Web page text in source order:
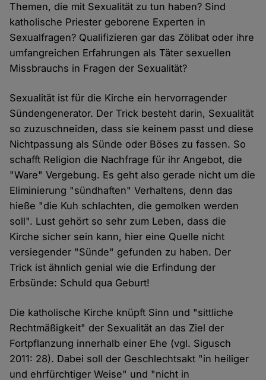
Themen, die mit Sexualität zu tun haben? Sind
katholische Priester geborene Experten in
Sexualfragen? Qualifizieren gar das Zölibat oder ihre
umfangreichen Erfahrungen als Täter sexuellen
Missbrauchs in Fragen der Sexualität?
Sexualität ist für die Kirche ein hervorragender
Sündengenerator. Der Trick besteht darin, Sexualität
so zuzuschneiden, dass sie keinem passt und diese
Nichtpassung als Sünde oder Böses zu fassen. So
schafft Religion die Nachfrage für ihr Angebot, die
"Ware" Vergebung. Es geht also gerade nicht um die
Eliminierung "sündhaften" Verhaltens, denn das
hieße "die Kuh schlachten, die gemolken werden
soll". Lust gehört so sehr zum Leben, dass die
Kirche sicher sein kann, hier eine Quelle nicht
versiegender "Sünde" gefunden zu haben. Der
Trick ist ähnlich genial wie die Erfindung der
Erbsünde: Schuld qua Geburt!
Die katholische Kirche knüpft Sinn und "sittliche
Rechtmäßigkeit" der Sexualität an das Ziel der
Fortpflanzung innerhalb einer Ehe (vgl. Sigusch
2011: 28). Dabei soll der Geschlechtsakt "in heiliger
und ehrfürchtiger Weise" und "nicht in